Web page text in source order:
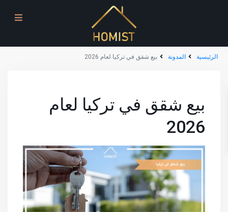
الرئيسية المدونة بيع شقق في تركيا لعام 2026
بيع شقق في تركيا لعام
2026